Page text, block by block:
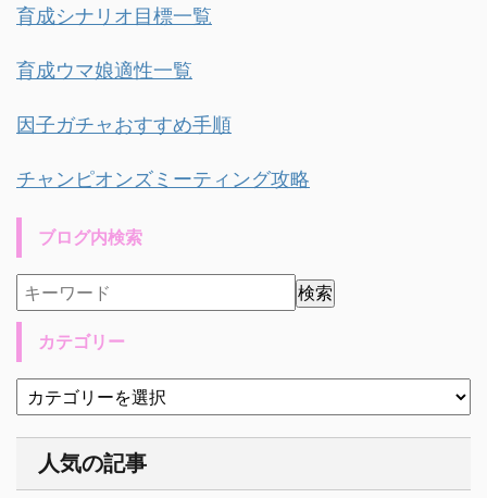
育成シナリオ目標一覧
育成ウマ娘適性一覧
因子ガチャおすすめ手順
チャンピオンズミーティング攻略
ブログ内検索
カテゴリー
人気の記事